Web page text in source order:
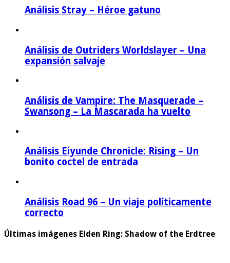
Análisis Stray – Héroe gatuno
Análisis de Outriders Worldslayer – Una
expansión salvaje
Análisis de Vampire: The Masquerade –
Swansong – La Mascarada ha vuelto
Análisis Eiyunde Chronicle: Rising – Un
bonito coctel de entrada
Análisis Road 96 – Un viaje políticamente
correcto
Últimas imágenes Elden Ring: Shadow of the Erdtree